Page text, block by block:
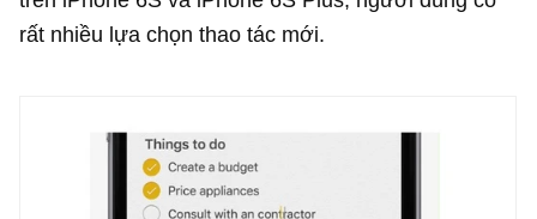
rất nhiều lựa chọn thao tác mới.